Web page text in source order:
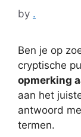
by .
Ben je op
cryptische
opmerking
aan het
antwoord
termen.